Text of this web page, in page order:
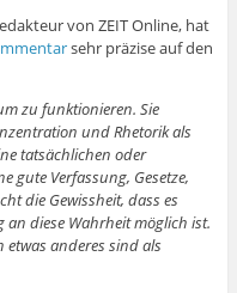
von ZEIT Online, hat
sehr präzise auf den
zu funktionieren. Sie
und Rhetorik als
tatsächlichen oder
gute Verfassung, Gesetze,
die Gewissheit, dass es
diese Wahrheit möglich ist.
etwas anderes sind als